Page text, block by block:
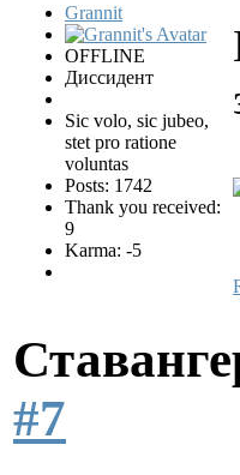
Grannit
OFFLINE
Диссидент
Sic volo, sic jubeo,
stet pro ratione
voluntas
Posts: 1742
Thank you received:
9
Karma: -5
#7